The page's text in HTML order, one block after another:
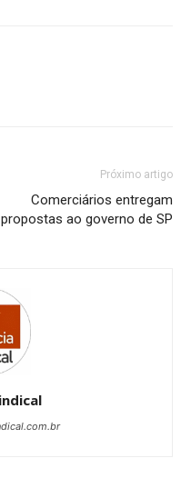
Próximo artigo
Comerciários entregam
propostas ao governo de SP